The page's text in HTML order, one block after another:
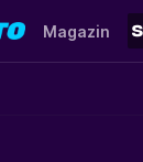
Magazin